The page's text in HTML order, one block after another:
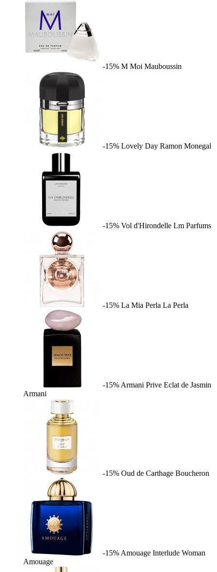
-15% M Moi Mauboussin
-15% Lovely Day Ramon Monegal
-15% Vol d'Hirondelle Lm Parfums
-15% La Mia Perla La Perla
-15% Armani Prive Eclat de Jasmin
Armani
-15% Oud de Carthage Boucheron
-15% Amouage Interlude Woman
Amouage